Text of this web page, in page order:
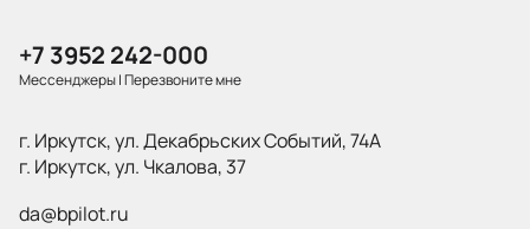
+7 3952 242-000
Мессенджеры|Перезвоните мне
г. Иркутск, ул. Декабрьских Событий, 74А
г. Иркутск, ул. Чкалова, 37
da@bpilot.ru